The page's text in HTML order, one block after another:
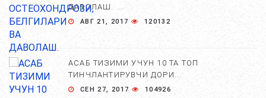
ДАВОЛАШ. ...
АВГ 21, 2017 120132
АСАБ ТИЗИМИ УЧУН 10 ТА ТОП
ТИНЧЛАНТИРУВЧИ ДОРИ...
СЕН 27, 2017 104926